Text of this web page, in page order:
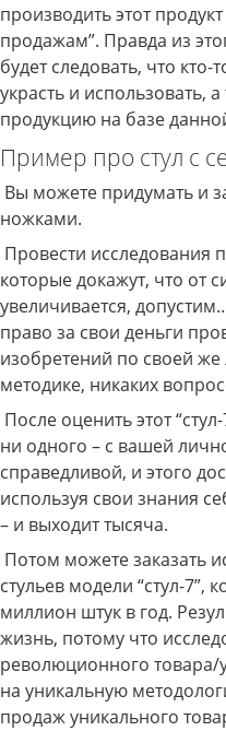
производить этот
продажам”. Правда из
будет следовать, что кто-
украсть и использовать,
продукцию на базе
Пример про стул с
Вы можете придумать и
ножками.
Провести исследования
которые докажут, что от
увеличивается,
право за свои деньги
изобретений по своей
методике, никаких
После оценить этот
ни одного – с вашей
справедливой, и этого
используя свои знания
– и выходит тысяча.
Потом можете заказать
стульев модели “стул-7”,
миллион штук в год.
жизнь, потому что
революционного товара/
на уникальную
продаж уникального